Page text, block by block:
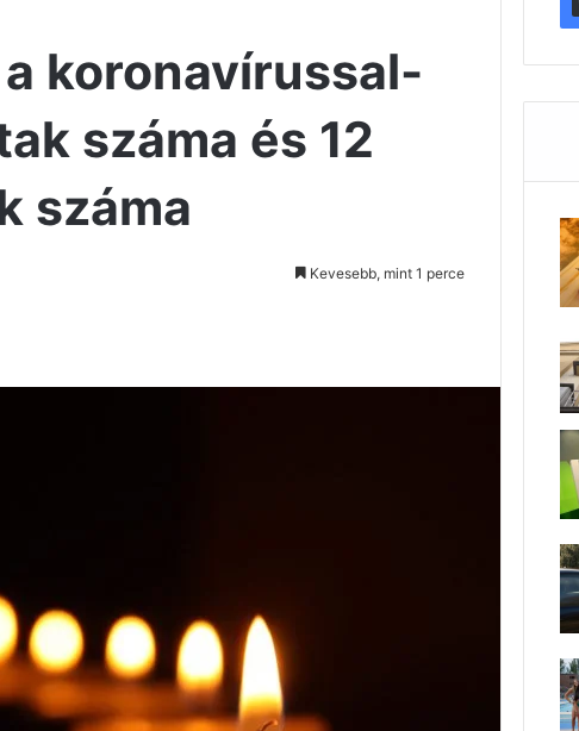
koronavírussal-
száma és 12
száma
Kevesebb, mint 1 perce